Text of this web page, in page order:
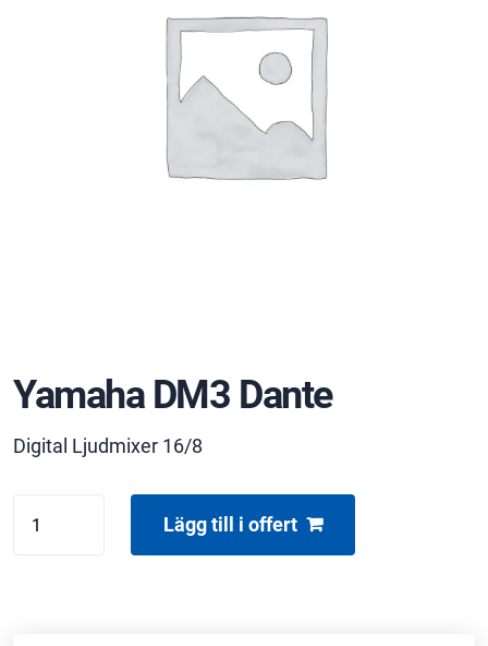
Yamaha DM3 Dante
Digital Ljudmixer 16/8
DM3
Lägg till i offert